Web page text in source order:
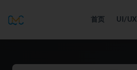
首页 UI/UX